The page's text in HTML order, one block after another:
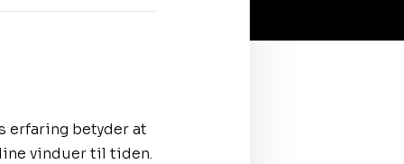
erfaring betyder at
vinduer til tiden.